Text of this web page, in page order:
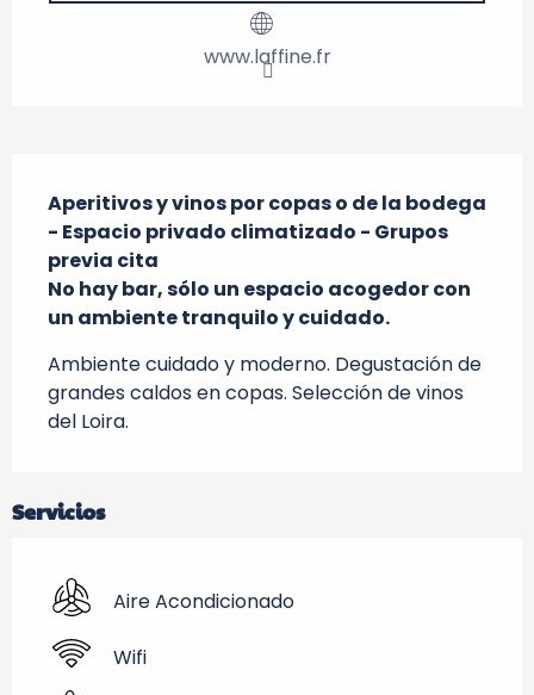
www.laffine.fr
Aperitivos y vinos por copas o de la bodega
- Espacio privado climatizado - Grupos
previa cita
No hay bar, sólo un espacio acogedor con
un ambiente tranquilo y cuidado.
Ambiente cuidado y moderno. Degustación de
grandes caldos en copas. Selección de vinos
del Loira.
Servicios
Aire Acondicionado
Wifi